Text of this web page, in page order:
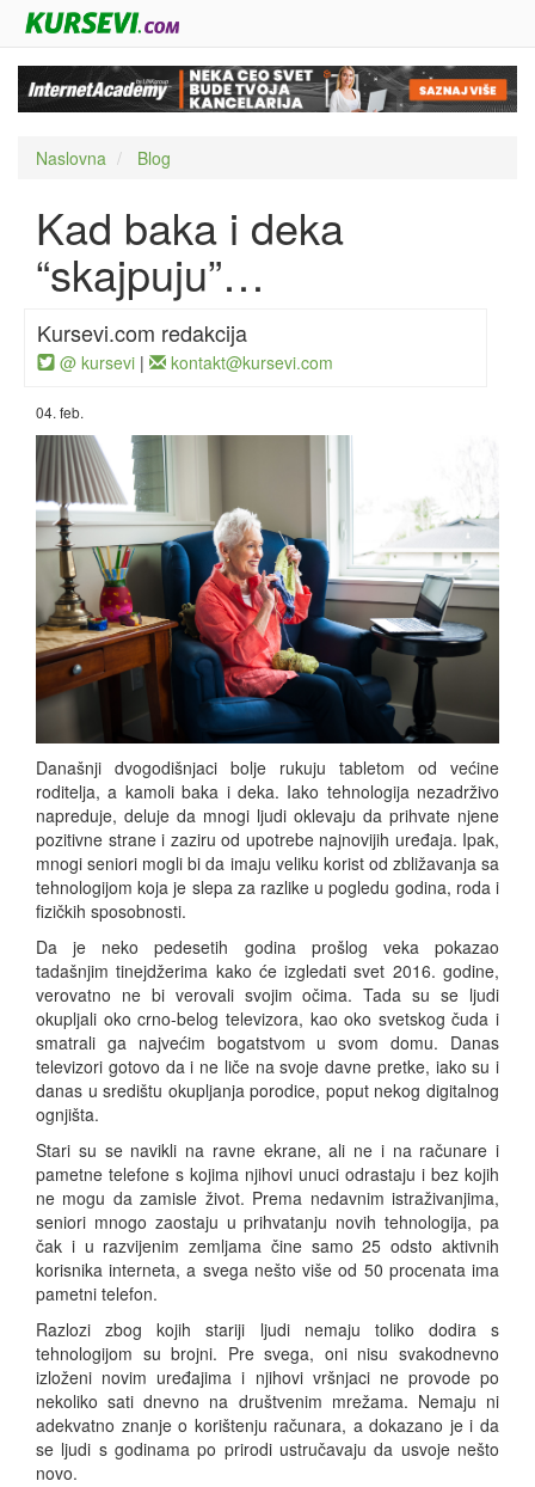
Naslovna Blog
Kad baka i deka
“skajpuju”…
Kursevi.com redakcija
@ kursevi | kontakt@kursevi.com
04. feb.
Današnji dvogodišnjaci bolje rukuju tabletom od većine
roditelja, a kamoli baka i deka. Iako tehnologija nezadrživo
napreduje, deluje da mnogi ljudi oklevaju da prihvate njene
pozitivne strane i zaziru od upotrebe najnovijih uređaja. Ipak,
mnogi seniori mogli bi da imaju veliku korist od zbližavanja sa
tehnologijom koja je slepa za razlike u pogledu godina, roda i
fizičkih sposobnosti.
Da je neko pedesetih godina prošlog veka pokazao
tadašnjim tinejdžerima kako će izgledati svet 2016. godine,
verovatno ne bi verovali svojim očima. Tada su se ljudi
okupljali oko crno-belog televizora, kao oko svetskog čuda i
smatrali ga najvećim bogatstvom u svom domu. Danas
televizori gotovo da i ne liče na svoje davne pretke, iako su i
danas u središtu okupljanja porodice, poput nekog digitalnog
ognjišta.
Stari su se navikli na ravne ekrane, ali ne i na računare i
pametne telefone s kojima njihovi unuci odrastaju i bez kojih
ne mogu da zamisle život. Prema nedavnim istraživanjima,
seniori mnogo zaostaju u prihvatanju novih tehnologija, pa
čak i u razvijenim zemljama čine samo 25 odsto aktivnih
korisnika interneta, a svega nešto više od 50 procenata ima
pametni telefon.
Razlozi zbog kojih stariji ljudi nemaju toliko dodira s
tehnologijom su brojni. Pre svega, oni nisu svakodnevno
izloženi novim uređajima i njihovi vršnjaci ne provode po
nekoliko sati dnevno na društvenim mrežama. Nemaju ni
adekvatno znanje o korištenju računara, a dokazano je i da
se ljudi s godinama po prirodi ustručavaju da usvoje nešto
novo.